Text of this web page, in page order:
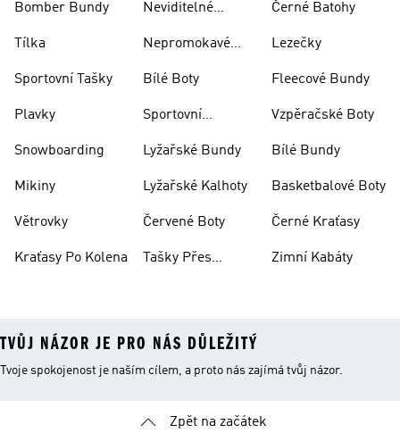
Bomber Bundy
Tílka
Sportovní Tašky
Plavky
Snowboarding
Mikiny
Větrovky
Kraťasy Po Kolena
Neviditelné
Nepromokavé
Bílé Boty
Sportovní
Lyžařské Bundy
Lyžařské Kalhoty
Červené Boty
Tašky Přes
Černé Batohy
Lezečky
Fleecové Bundy
Vzpěračské Boty
Bílé Bundy
Basketbalové Boty
Černé Kraťasy
Zimní Kabáty
TVŮJ NÁZOR JE PRO NÁS DŮLEŽITÝ
Tvoje spokojenost je naším cílem, a proto nás zajímá tvůj názor.
Zpět na začátek